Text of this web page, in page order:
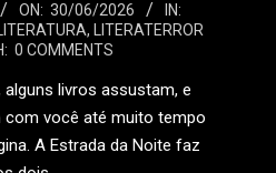
ON: 30/06/2026
IN:
, LITERATERROR
0 COMMENTS
livros assustam, e
com você até muito tempo
A Estrada da Noite faz